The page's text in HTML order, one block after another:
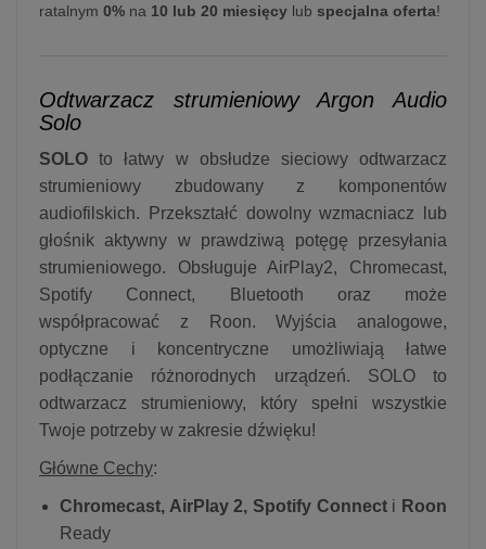
ratalnym 0% na 10 lub 20 miesięcy lub specjalna oferta!
Odtwarzacz strumieniowy Argon Audio
Solo
SOLO to łatwy w obsłudze sieciowy odtwarzacz
strumieniowy zbudowany z komponentów
audiofilskich. Przekształć dowolny wzmacniacz lub
głośnik aktywny w prawdziwą potęgę przesyłania
strumieniowego. Obsługuje AirPlay2, Chromecast,
Spotify Connect, Bluetooth oraz może
współpracować z Roon. Wyjścia analogowe,
optyczne i koncentryczne umożliwiają łatwe
podłączanie różnorodnych urządzeń. SOLO to
odtwarzacz strumieniowy, który spełni wszystkie
Twoje potrzeby w zakresie dźwięku!
Główne Cechy:
Chromecast, AirPlay 2, Spotify Connecti Roon
Ready